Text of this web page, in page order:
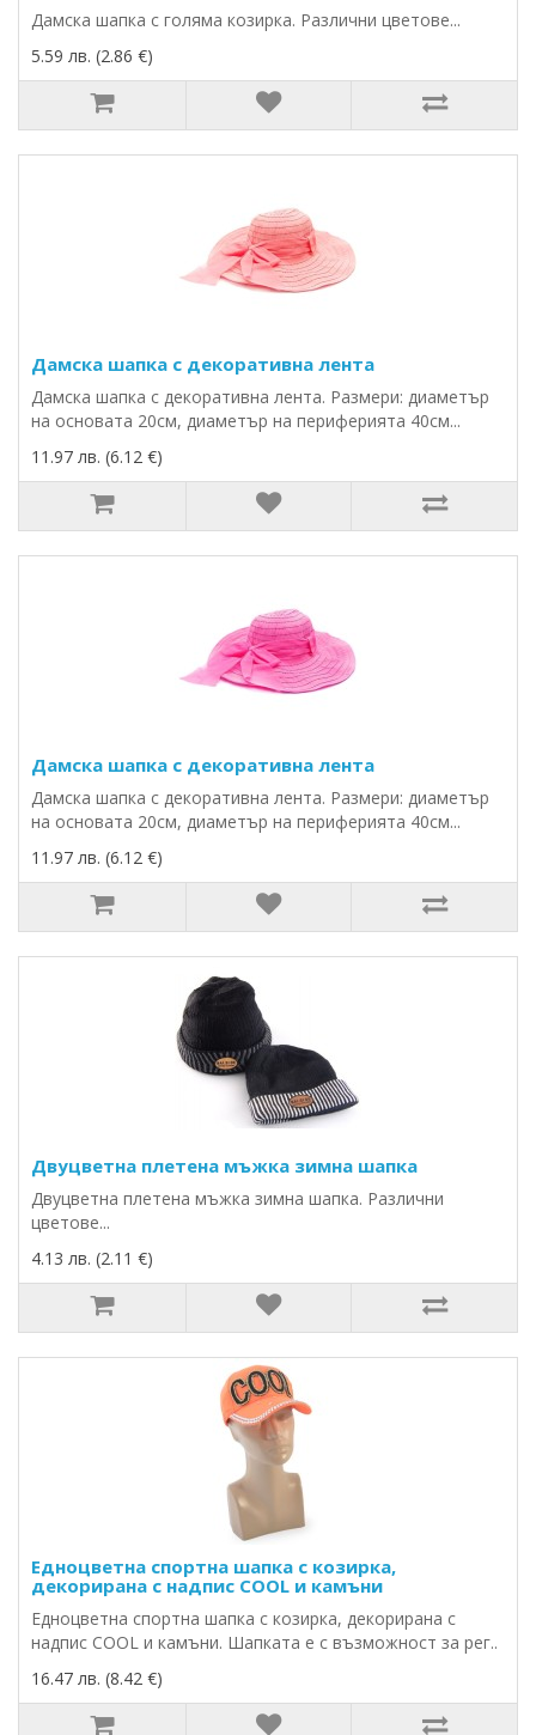
Дамска шапка с голяма козирка. Различни цветове...
5.59 лв. (2.86 €)
Дамска шапка с декоративна лента
Дамска шапка с декоративна лента. Размери: диаметър
на основата 20см, диаметър на периферията 40см...
11.97 лв. (6.12 €)
Дамска шапка с декоративна лента
Дамска шапка с декоративна лента. Размери: диаметър
на основата 20см, диаметър на периферията 40см...
11.97 лв. (6.12 €)
Двуцветна плетена мъжка зимна шапка
Двуцветна плетена мъжка зимна шапка. Различни
цветове...
4.13 лв. (2.11 €)
Едноцветна спортна шапка с козирка,
декорирана с надпис COOL и камъни
Едноцветна спортна шапка с козирка, декорирана с
надпис COOL и камъни. Шапката е с възможност за рег..
16.47 лв. (8.42 €)